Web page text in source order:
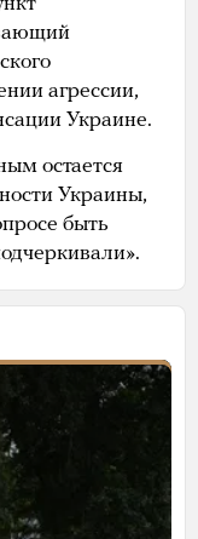
агрессии,
Украине.
остается
Украины,
быть